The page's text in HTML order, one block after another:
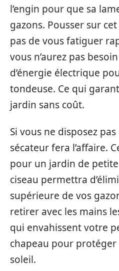
l’engin pour que sa
gazons. Pousser sur
pas de vous fatiguer
vous n’aurez pas
d’énergie électrique
tondeuse. Ce qui
jardin sans coût.
Si vous ne disposez
sécateur fera l’affaire.
pour un jardin de
ciseau permettra
supérieure de vos
retirer avec les mains
qui envahissent votre
chapeau pour
soleil.